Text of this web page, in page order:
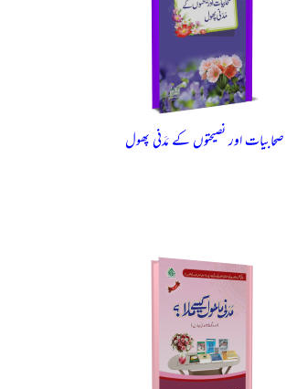
صحابیات اور نصیحتوں کے مَدَنی پھول